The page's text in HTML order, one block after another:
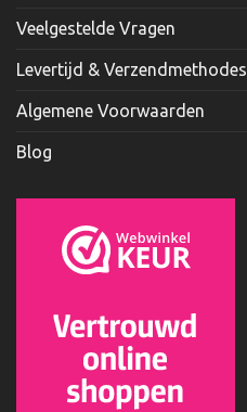
Veelgestelde Vragen
Levertijd & Verzendmethodes
Algemene Voorwaarden
Blog